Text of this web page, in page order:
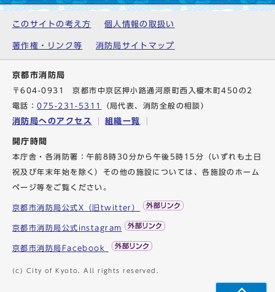
このサイトの考え方 個人情報の取扱い
著作権・リンク等 消防局サイトマップ
京都市消防局
〒604-0931 京都市中京区押小路通河原町西入榎木町450の2
電話：075-231-5311 （局代表、消防全般の相談）
消防局へのアクセス 組織一覧
開庁時間
本庁舎・各消防署：午前8時30分から午後5時15分（いずれも土日
祝及び年末年始を除く）その他の施設については、各施設のホーム
ページ等をご覧ください。
京都市消防局公式X（旧twitter）
京都市消防局公式instagram
京都市消防局Facebook
(c) City of Kyoto. All rights reserved.